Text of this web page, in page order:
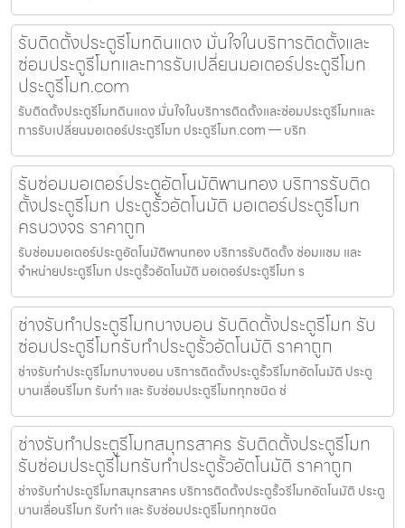
รับติดตั้งประตูรีโมทดินแดง มั่นใจในบริการติดตั้งและ
ซ่อมประตูรีโมทและการรับเปลี่ยนมอเตอร์ประตูรีโมท
ประตูรีโมท.com
รับติดตั้งประตูรีโมทดินแดง มั่นใจในบริการติดตั้งและซ่อมประตูรีโมทและ
การรับเปลี่ยนมอเตอร์ประตูรีโมท ประตูรีโมท.com — บริก
รับซ่อมมอเตอร์ประตูอัตโนมัติพานทอง บริการรับติด
ตั้งประตูรีโมท ประตูรั้วอัตโนมัติ มอเตอร์ประตูรีโมท
ครบวงจร ราคาถูก
รับซ่อมมอเตอร์ประตูอัตโนมัติพานทอง บริการรับติดตั้ง ซ่อมแซม และ
จำหน่ายประตูรีโมท ประตูรั้วอัตโนมัติ มอเตอร์ประตูรีโมท ร
ช่างรับทำประตูรีโมทบางบอน รับติดตั้งประตูรีโมท รับ
ซ่อมประตูรีโมทรับทำประตูรั้วอัตโนมัติ ราคาถูก
ช่างรับทำประตูรีโมทบางบอน บริการติดตั้งประตูรั้วรีโมทอัตโนมัติ ประตู
บานเลื่อนรีโมท รับทำ และ รับซ่อมประตูรีโมททุกชนิด ช่
ช่างรับทำประตูรีโมทสมุทรสาคร รับติดตั้งประตูรีโมท
รับซ่อมประตูรีโมทรับทำประตูรั้วอัตโนมัติ ราคาถูก
ช่างรับทำประตูรีโมทสมุทรสาคร บริการติดตั้งประตูรั้วรีโมทอัตโนมัติ ประตู
บานเลื่อนรีโมท รับทำ และ รับซ่อมประตูรีโมททุกชนิด